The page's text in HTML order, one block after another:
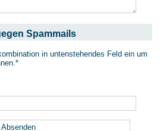
Spammails
in untenstehendes Feld ein um
*